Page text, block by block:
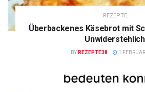
REZEPTE
Überbackenes Käsebrot mit
Unwiderstehlich
BY REZEPTE38 1